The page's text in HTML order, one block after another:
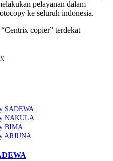
pelayanan dalam
ke seluruh indonesia.
copier” terdekat
SADEWA
NAKULA
BIMA
ARJUNA